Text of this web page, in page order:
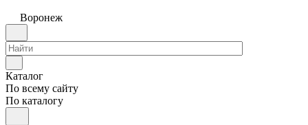
Воронеж
Каталог
По всему сайту
По каталогу